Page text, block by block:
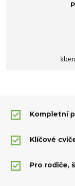
Kompletní
Klíčové
Pro rodiče,